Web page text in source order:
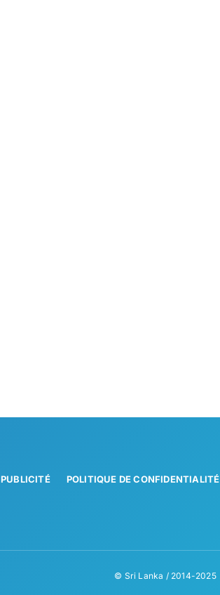
PUBLICITÉ POLITIQUE DE CONFIDENTIALITÉ
© Sri Lanka / 2014-2025